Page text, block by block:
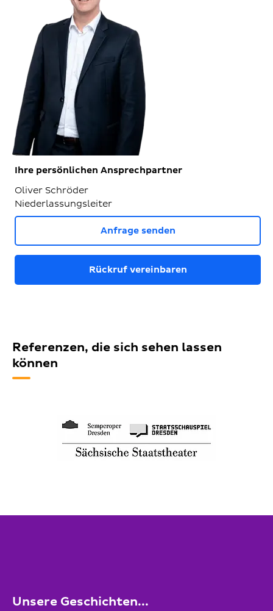
Ihre persönlichen Ansprechpartner
Oliver Schröder
Niederlassungsleiter
Anfrage senden
Rückruf vereinbaren
Referenzen, die sich sehen lassen
können
Unsere Geschichten...